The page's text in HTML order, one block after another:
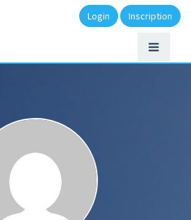
Login Inscription